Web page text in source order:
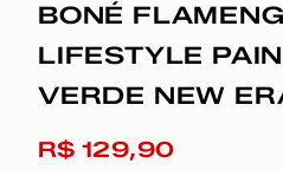
BONÉ
LIFESTYLE
VERDE NEW
R$ 129,90